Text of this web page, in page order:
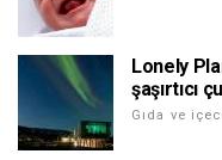
Lonely
şaşırtıcı
Gıda ve